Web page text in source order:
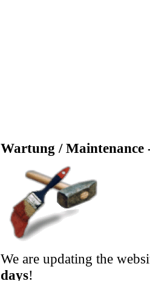
Wartung / Maintenance
We are updating the
days!